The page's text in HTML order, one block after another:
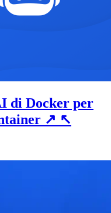
di Docker per
↗ ↖